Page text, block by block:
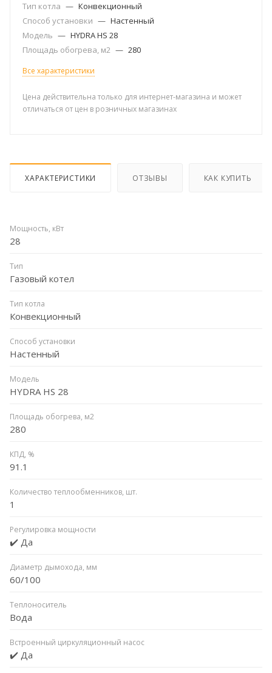
Тип котла — Конвекционный
Способ установки — Настенный
Модель — HYDRA HS 28
Площадь обогрева, м2 — 280
Все характеристики
Цена действительна только для интернет-магазина и может
отличаться от цен в розничных магазинах
ХАРАКТЕРИСТИКИ ОТЗЫВЫ КАК КУПИТЬ
Мощность, кВт
28
Тип
Газовый котел
Тип котла
Конвекционный
Способ установки
Настенный
Модель
HYDRA HS 28
Площадь обогрева, м2
280
КПД, %
91.1
Количество теплообменников, шт.
1
Регулировка мощности
✔️ Да
Диаметр дымохода, мм
60/100
Теплоноситель
Вода
Встроенный циркуляционный насос
✔️ Да